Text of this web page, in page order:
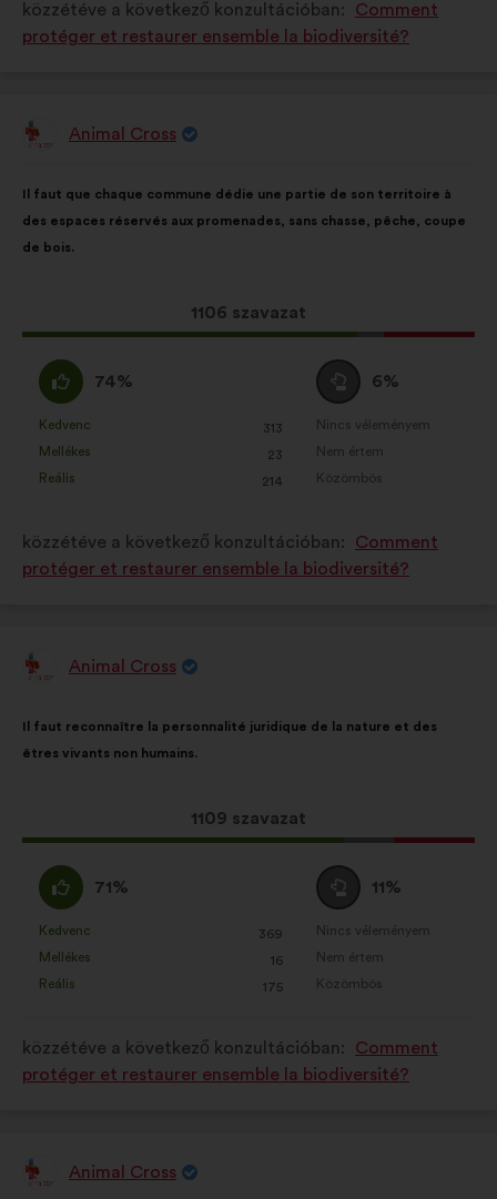
következő
alkalommal
következő
alkalommal
közzétéve a következő konzultációban:
Comment
protéger et restaurer ensemble la biodiversité?
A
Animal Cross
javaslat
tartalma:
Il faut que chaque commune dédie une partie de son territoire à
des espaces réservés aux promenades, sans chasse, pêche, coupe
de bois.
Ez
a
1106 szavazat
következő
megoszlásban:
Egyetértek
:
74%
következő
alkalommal
Kedvenc
: 313
szer
Mellékes
: 23
szer
Reális
: 214
szer
Semleges
szavazat
:
6%
következő
alkalommal
Nincs véleményem
:szer
Nem értem
:szer
Közömbös
:szer
közzétéve a következő konzultációban:
Comment
protéger et restaurer ensemble la biodiversité?
A
Animal Cross
javaslat
tartalma:
Il faut reconnaître la personnalité juridique de la nature et des
êtres vivants non humains.
Ez
a
1109 szavazat
következő
megoszlásban:
Egyetértek
:
71%
következő
alkalommal
Kedvenc
: 369
szer
Mellékes
: 16
szer
Reális
: 175
szer
Semleges
szavazat
:
11%
következő
alkalommal
Nincs véleményem
:szer
Nem értem
:szer
Közömbös
:szer
közzétéve a következő konzultációban:
Comment
protéger et restaurer ensemble la biodiversité?
A
Animal Cross